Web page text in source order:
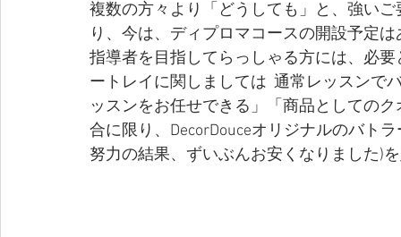
複数の方々より「どうしても」と、強い
り、今は、ディプロマコースの開設予定
指導者を目指してらっしゃる方には、必
ートレイに関しましては  通常レッスンで
ッスンをお任せできる」「商品としての
合に限り、DecorDouceオリジナルのバト
努力の結果、ずいぶんお安くなりました)